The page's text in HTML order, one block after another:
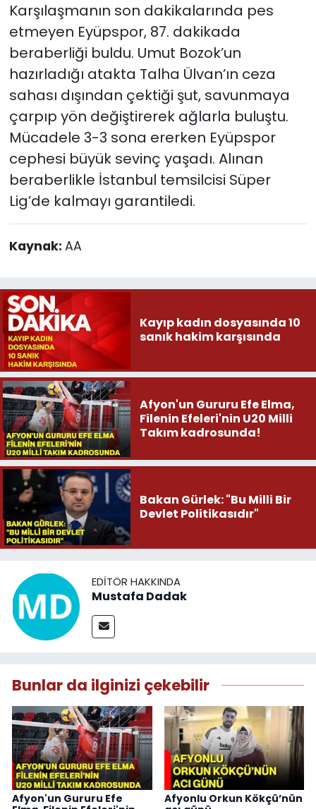
Karşılaşmanın son dakikalarında pes
etmeyen Eyüpspor, 87. dakikada
beraberliği buldu. Umut Bozok’un
hazırladığı atakta Talha Ülvan’ın ceza
sahası dışından çektiği şut, savunmaya
çarpıp yön değiştirerek ağlarla buluştu.
Mücadele 3-3 sona ererken Eyüpspor
cephesi büyük sevinç yaşadı. Alınan
beraberlikle İstanbul temsilcisi Süper
Lig’de kalmayı garantiledi.
Kaynak: AA
Kayıp kadın dosyasında 10
sanık hakim karşısında
Afyon'un Gururu Efe Elma,
Filenin Efeleri'nin U20 Milli
Takım kadrosunda!
Bakan Gürlek: "Bu Milli Bir
Devlet Politikasıdır"
EDITÖR HAKKINDA
Mustafa Dadak
Bunlar da ilginizi çekebilir
Afyon'un Gururu Efe
Afyonlu Orkun Kökçü’nün